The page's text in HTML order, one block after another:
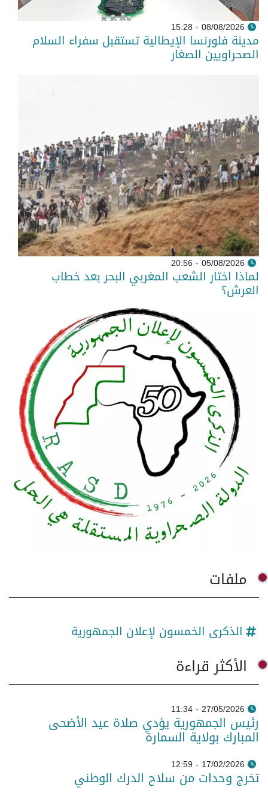
08/08/2026 - 15:28
مدينة فلورنسا الإيطالية تستقبل سفراء السلام
الصحراويين الصغار
05/08/2026 - 20:56
لماذا اختار الشعب المغربي البحر بعد خطاب
العرش؟
ملفات
الذكرى الخمسون لإعلان الجمهورية
الأكثر قراءة
27/05/2026 - 11:34
رئيس الجمهورية يؤدي صلاة عيد الأضحى
المبارك بولاية السمارة
17/02/2026 - 12:59
تخرج وحدات من سلاح الدرك الوطني